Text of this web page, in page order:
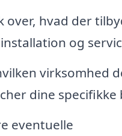
over, hvad der
og
virksomhed
dine specifikke
eventuelle